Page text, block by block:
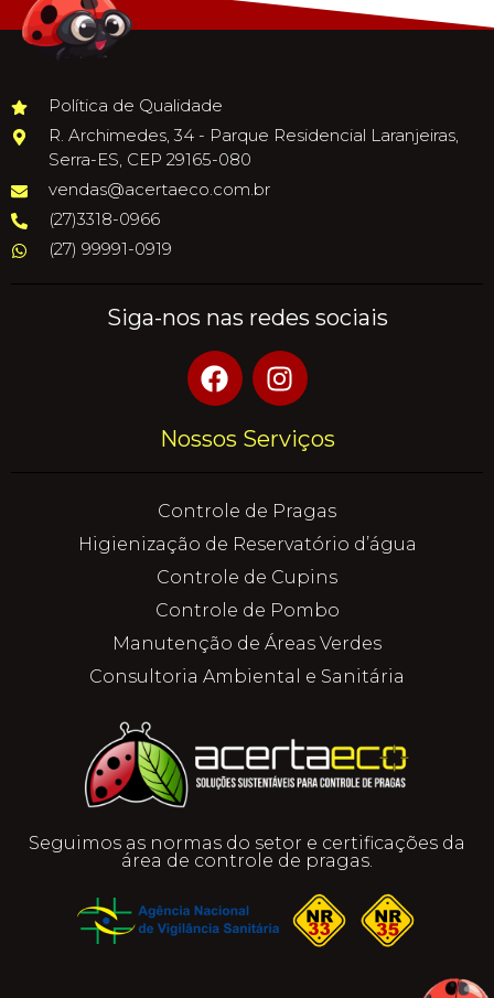
Política de Qualidade
R. Archimedes, 34 - Parque Residencial Laranjeiras,
Serra-ES, CEP 29165-080
vendas@acertaeco.com.br
(27)3318-0966
(27) 99991-0919
Siga-nos nas redes sociais
Nossos Serviços
Controle de Pragas
Higienização de Reservatório d’água
Controle de Cupins
Controle de Pombo
Manutenção de Áreas Verdes
Consultoria Ambiental e Sanitária
Seguimos as normas do setor e certificações da
área de controle de pragas.